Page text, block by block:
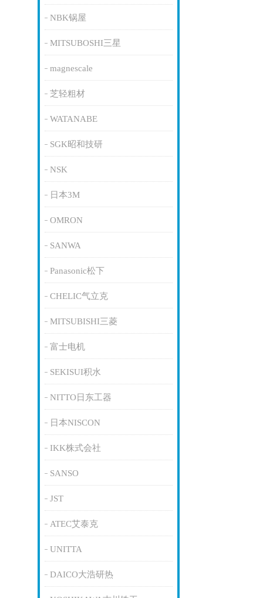
NBK锅屋
MITSUBOSHI三星
magnescale
芝轻粗材
WATANABE
SGK昭和技研
NSK
日本3M
OMRON
SANWA
Panasonic松下
CHELIC气立克
MITSUBISHI三菱
富士电机
SEKISUI积水
NITTO日东工器
日本NISCON
IKK株式会社
SANSO
JST
ATEC艾泰克
UNITTA
DAICO大浩研热